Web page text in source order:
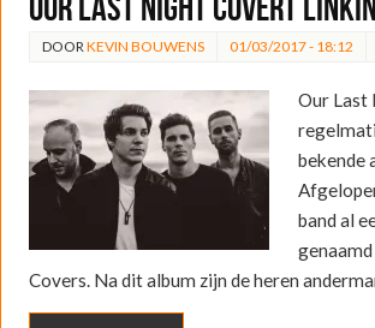
DOOR KEVIN BOUWENS 01/03/2017 - 18:12
Our Last
bekende
band al
Covers. Na dit album zijn de heren